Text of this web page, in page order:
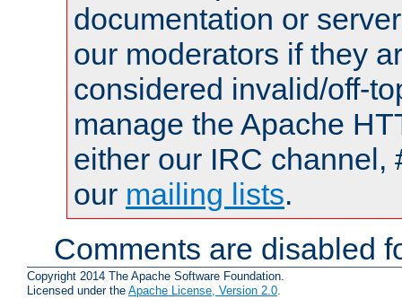
documentation or
our moderators if they
considered invalid/off-
manage the Apache
either our IRC channel,
our mailing lists.
Comments are disabled
Copyright 2014 The Apache Software Foundation.
Licensed under the Apache License, Version 2.0.